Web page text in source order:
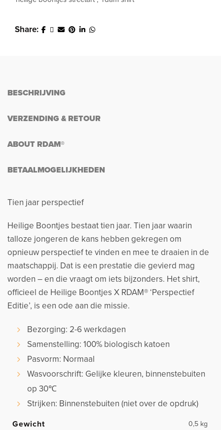
Share
BESCHRIJVING
VERZENDING & RETOUR
ABOUT RDAM®
BETAALMOGELIJKHEDEN
Tien jaar perspectief
Heilige Boontjes bestaat tien jaar. Tien jaar waarin
talloze jongeren de kans hebben gekregen om
opnieuw perspectief te vinden en mee te draaien in de
maatschappij. Dat is een prestatie die gevierd mag
worden – en die vraagt om iets bijzonders. Het shirt,
officieel de Heilige Boontjes X RDAM® ‘Perspectief
Editie’, is een ode aan die missie.
Bezorging: 2-6 werkdagen
Samenstelling: 100% biologisch katoen
Pasvorm: Normaal
Wasvoorschrift: Gelijke kleuren, binnenstebuiten
op 30℃
Strijken: Binnenstebuiten (niet over de opdruk)
Gewicht 0,5 kg